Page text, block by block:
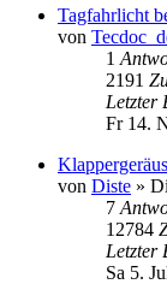
Tagfahrlicht
von
1
2191
Letzter
Fr 14.
von Diste »
7
12784
Letzter
Sa 5.